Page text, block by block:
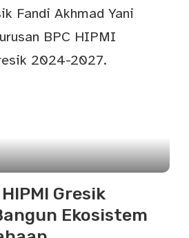
Gresik
Ekosistem